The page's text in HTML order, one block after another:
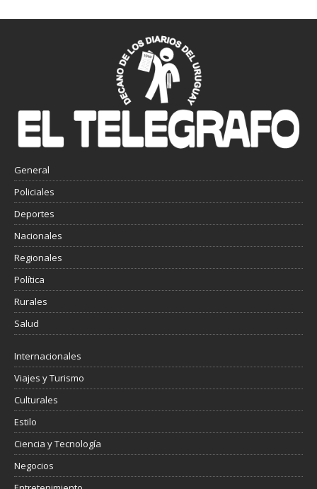
General
Policiales
Deportes
Nacionales
Regionales
Política
Rurales
Salud
Internacionales
Viajes y Turismo
Culturales
Estilo
Ciencia y Tecnología
Negocios